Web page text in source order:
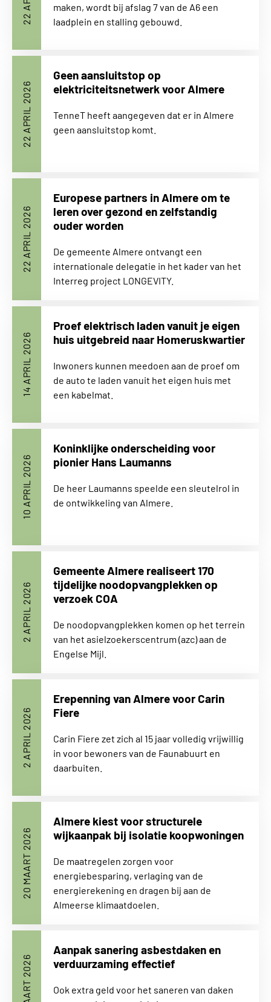
maken, wordt bij afslag 7 van de A6 een
laadplein en stalling gebouwd.
Geen aansluitstop op
elektriciteitsnetwerk voor Almere
22 APRIL 2026
TenneT heeft aangegeven dat er in Almere
geen aansluitstop komt.
Europese partners in Almere om te
leren over gezond en zelfstandig
ouder worden
22 APRIL 2026
De gemeente Almere ontvangt een
internationale delegatie in het kader van het
Interreg project LONGEVITY.
Proef elektrisch laden vanuit je eigen
huis uitgebreid naar Homeruskwartier
14 APRIL 2026
Inwoners kunnen meedoen aan de proef om
de auto te laden vanuit het eigen huis met
een kabelmat.
Koninklijke onderscheiding voor
pionier Hans Laumanns
10 APRIL 2026
De heer Laumanns speelde een sleutelrol in
de ontwikkeling van Almere.
Gemeente Almere realiseert 170
tijdelijke noodopvangplekken op
verzoek COA
2 APRIL 2026
De noodopvangplekken komen op het terrein
van het asielzoekerscentrum (azc) aan de
Engelse Mijl.
Erepenning van Almere voor Carin
Fiere
2 APRIL 2026
Carin Fiere zet zich al 15 jaar volledig vrijwillig
in voor bewoners van de Faunabuurt en
daarbuiten.
Almere kiest voor structurele
wijkaanpak bij isolatie koopwoningen
20 MAART 2026
De maatregelen zorgen voor
energiebesparing, verlaging van de
energierekening en dragen bij aan de
Almeerse klimaatdoelen.
Aanpak sanering asbestdaken en
verduurzaming effectief
Ook extra geld voor het saneren van daken